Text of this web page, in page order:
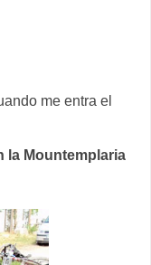
me entra el
la Mountemplaria